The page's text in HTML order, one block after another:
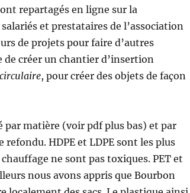
repartagés en ligne sur la
et prestataires de l’association
de projets pour faire d’autres
de créer un chantier d’insertion
, pour créer des objets de façon
matière (voir pdf plus bas) et par
HDPE et LDPE sont les plus
ne sont pas toxiques. PET et
nous avons appris que Bourbon